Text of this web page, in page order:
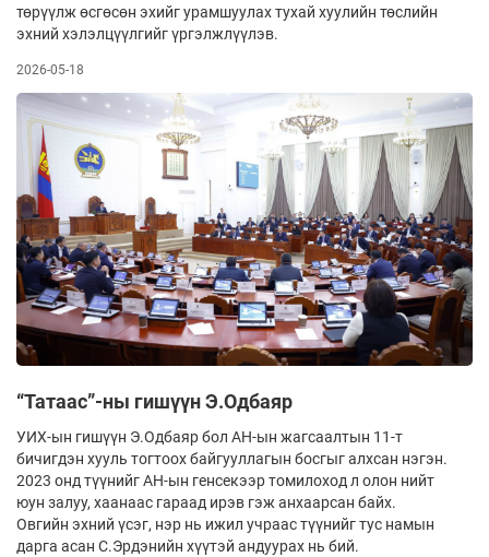
төрүүлж өсгөсөн эхийг урамшуулах тухай хуулийн төслийн
эхний хэлэлцүүлгийг үргэлжлүүлэв.
2026-05-18
“Татаас”-ны гишүүн Э.Одбаяр
УИХ-ын гишүүн Э.Одбаяр бол АН-ын жагсаалтын 11-т
бичигдэн хууль тогтоох байгууллагын босгыг алхсан нэгэн.
2023 онд түүнийг АН-ын генсекээр томилоход л олон нийт
юун залуу, хаанаас гараад ирэв гэж анхаарсан байх.
Овгийн эхний үсэг, нэр нь ижил учраас түүнийг тус намын
дарга асан С.Эрдэнийн хүүтэй андуурах нь бий.